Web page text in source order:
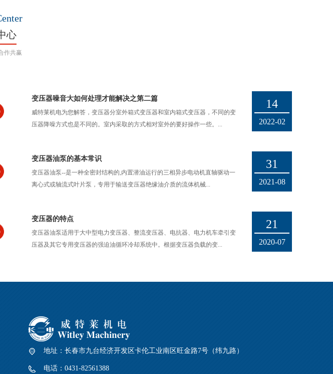
心
作共赢
14
2022-02
变压器噪音大如何处理才能解决之第二篇
威特莱机电为您解答，变压器分室外箱式变压器和室内箱式变压器，不同的变
压器降噪方式也是不同的。室内采取的方式相对室外的要好操作一些。...
31
2021-08
变压器油泵的基本常识
变压器油泵--是一种全密封结构的,内置潜油运行的三相异步电动机直轴驱动一
离心式或轴流式叶片泵，专用于输送变压器绝缘油介质的流体机械...
21
2020-07
变压器的特点
变压器油泵适用于大中型电力变压器、整流变压器、电抗器、电力机车牵引变
压器及其它专用变压器的强迫油循环冷却系统中。根据变压器负载的变...
地址： 长春市九台经济开发区卡伦工业南区旺金路7号（纬九路）
电话： 0431-82561388